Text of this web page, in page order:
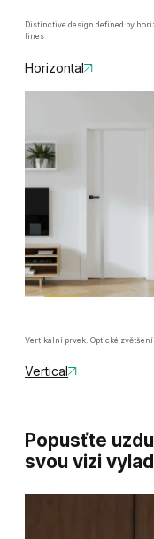
Distinctive design defined by
lines
Horizontal
Vertikální prvek. Optické zvětšení
Vertical
Popusťte
svou vizi